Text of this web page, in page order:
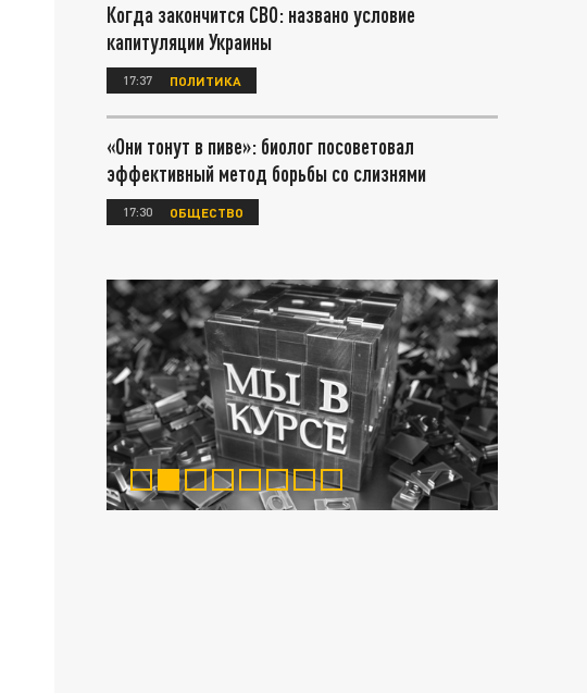
Когда закончится СВО: названо условие
капитуляции Украины
17:37 ПОЛИТИКА
«Они тонут в пиве»: биолог посоветовал
эффективный метод борьбы со слизнями
17:30 ОБЩЕСТВО